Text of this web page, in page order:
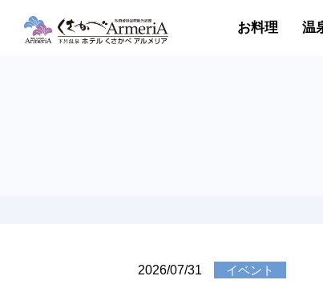
お料理 温
2026/07/31 イベント